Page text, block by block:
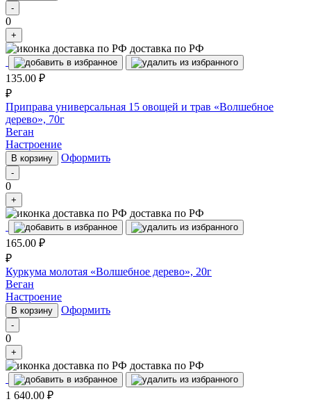
-
0
+
доставка по РФ
135.00 ₽
₽
Приправа универсальная 15 овощей и трав «Волшебное
дерево», 70г
Веган
Настроение
В корзину Оформить
-
0
+
доставка по РФ
165.00 ₽
₽
Куркума молотая «Волшебное дерево», 20г
Веган
Настроение
В корзину Оформить
-
0
+
доставка по РФ
1 640.00 ₽